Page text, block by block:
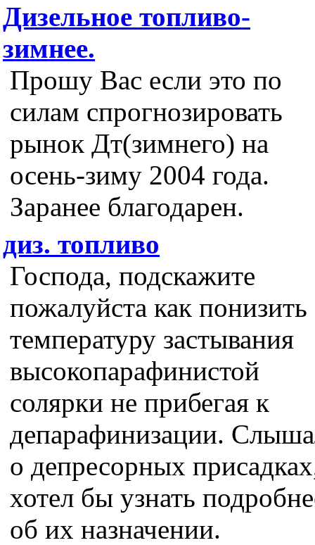
Дизельное топливо-
зимнее.
Прошу Вас если это по
силам спрогнозировать
рынок Дт(зимнего) на
осень-зиму 2004 года.
Заранее благодарен.
диз. топливо
Господа, подскажите
пожалуйста как понизить
температуру застывания
высокопарафинистой
солярки не прибегая к
депарафинизации.
о депресорных
хотел бы узнать
об их назначении.